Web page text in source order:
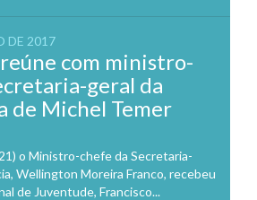
DE 2017
com ministro-
geral da
de Michel Temer
o Ministro-chefe da Secretaria-
Wellington Moreira Franco, recebeu
de Juventude, Francisco...